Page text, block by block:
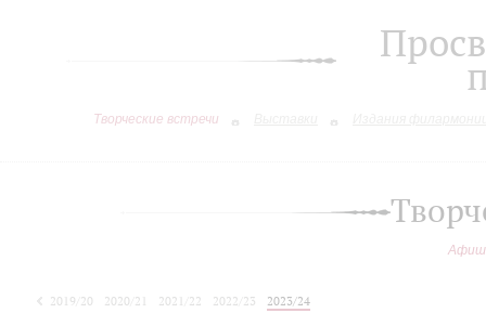
Творческие встречи
2019/20 2020/21 2021/22 2022/23
2023/24